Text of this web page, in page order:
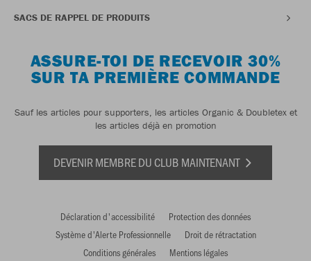
SACS DE RAPPEL DE PRODUITS
ASSURE-TOI DE RECEVOIR 30%
SUR TA PREMIÈRE COMMANDE
Sauf les articles pour supporters, les articles Organic & Doubletex et
les articles déjà en promotion
DEVENIR MEMBRE DU CLUB MAINTENANT
Déclaration d'accessibilité
Protection des données
Système d'Alerte Professionnelle
Droit de rétractation
Conditions générales
Mentions légales